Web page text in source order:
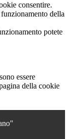
consentire.
della
potete
essere
della cookie